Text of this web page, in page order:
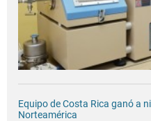
Equipo de Costa Rica ganó a
Norteamérica